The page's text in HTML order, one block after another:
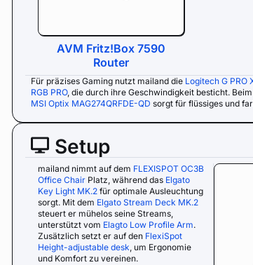
AVM Fritz!Box 7590
Router
Für präzises Gaming nutzt mailand die Logitech G PRO
RGB PRO, die durch ihre Geschwindigkeit besticht.
MSI Optix MAG274QRFDE-QD sorgt für flüssiges und
Setup
mailand nimmt auf dem FLEXISPOT OC3B
Office Chair Platz, während das Elgato
Key Light MK.2 für optimale Ausleuchtung
sorgt. Mit dem Elgato Stream Deck MK.2
steuert er mühelos seine Streams,
unterstützt vom Elagto Low Profile Arm.
Zusätzlich setzt er auf den FlexiSpot
Height-adjustable desk, um Ergonomie
und Komfort zu vereinen.